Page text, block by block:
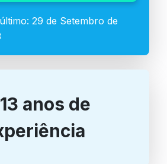
29 de Setembro de
13 anos de